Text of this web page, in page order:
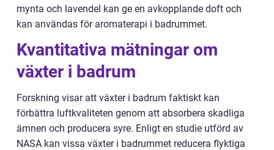
mynta och lavendel kan ge en avkopplande doft och
kan användas för aromaterapi i badrummet.
Kvantitativa mätningar om
växter i badrum
Forskning visar att växter i badrum faktiskt kan
förbättra luftkvaliteten genom att absorbera skadliga
ämnen och producera syre. Enligt en studie utförd av
NASA kan vissa växter i badrummet reducera flyktiga